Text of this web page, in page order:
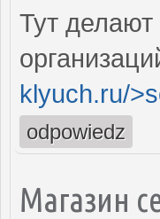
Тут
klyuch.ru/
odpowiedz
Магазин